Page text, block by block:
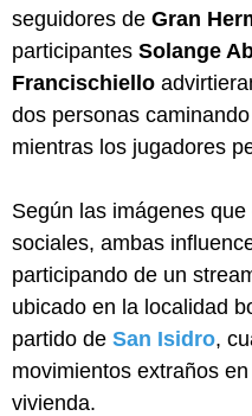
seguidores de Gran
participantes Solange
Francischiello
dos personas
mientras los jugadores
Según las imágenes
sociales, ambas
participando de un
ubicado en la localidad
partido de San Isidro,
movimientos extraños
vivienda.